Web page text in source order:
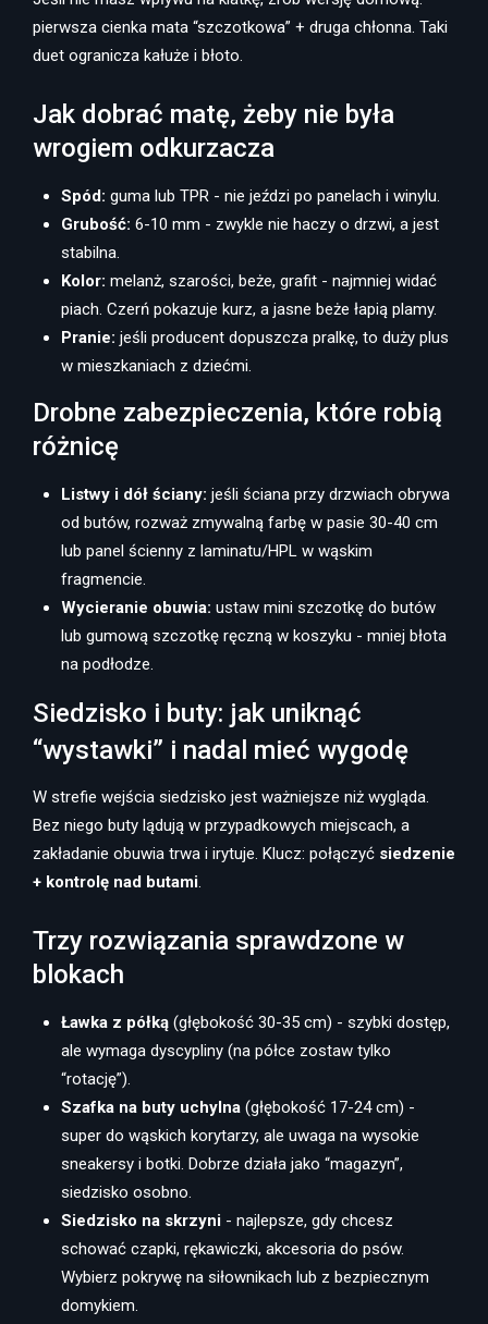
pierwsza cienka mata “szczotkowa” + druga chłonna. Taki
duet ogranicza kałuże i błoto.
Jak dobrać matę, żeby nie była
wrogiem odkurzacza
Spód: guma lub TPR - nie jeździ po panelach i winylu.
Grubość: 6-10 mm - zwykle nie haczy o drzwi, a jest
stabilna.
Kolor: melanż, szarości, beże, grafit - najmniej widać
piach. Czerń pokazuje kurz, a jasne beże łapią plamy.
Pranie: jeśli producent dopuszcza pralkę, to duży plus
w mieszkaniach z dziećmi.
Drobne zabezpieczenia, które robią
różnicę
Listwy i dół ściany: jeśli ściana przy drzwiach obrywa
od butów, rozważ zmywalną farbę w pasie 30-40 cm
lub panel ścienny z laminatu/HPL w wąskim
fragmencie.
Wycieranie obuwia: ustaw mini szczotkę do butów
lub gumową szczotkę ręczną w koszyku - mniej błota
na podłodze.
Siedzisko i buty: jak uniknąć
“wystawki” i nadal mieć wygodę
W strefie wejścia siedzisko jest ważniejsze niż wygląda.
Bez niego buty lądują w przypadkowych miejscach, a
zakładanie obuwia trwa i irytuje. Klucz: połączyć siedzenie
+ kontrolę nad butami.
Trzy rozwiązania sprawdzone w
blokach
Ławka z półką (głębokość 30-35 cm) - szybki dostęp,
ale wymaga dyscypliny (na półce zostaw tylko
“rotację”).
Szafka na buty uchylna (głębokość 17-24 cm) -
super do wąskich korytarzy, ale uwaga na wysokie
sneakersy i botki. Dobrze działa jako “magazyn”,
siedzisko osobno.
Siedzisko na skrzyni - najlepsze, gdy chcesz
schować czapki, rękawiczki, akcesoria do psów.
Wybierz pokrywę na siłownikach lub z bezpiecznym
domykiem.